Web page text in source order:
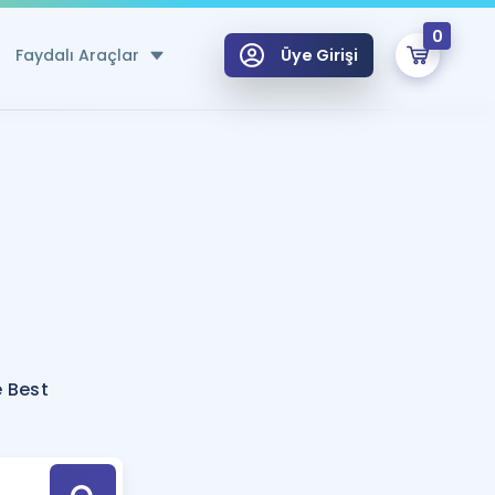
Faydalı Araçlar
Hesaplama Aracı
için Öneriler
Tek Takvimde
Üye Girişi
0
Hoca ile seni sınava hazırlayacak onlarca eğitim seni bekliyor!
Best